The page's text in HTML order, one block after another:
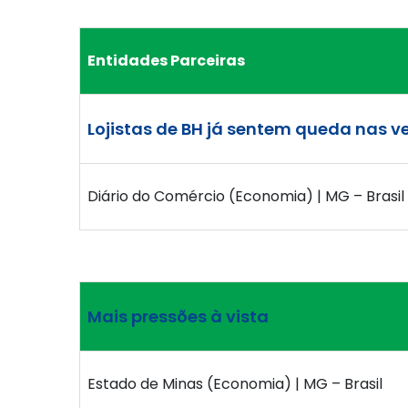
Entidades Parceiras
Lojistas de BH já sentem queda nas
Diário do Comércio (Economia) | MG – Brasil
Mais pressões à vista
Estado de Minas (Economia) | MG – Brasil